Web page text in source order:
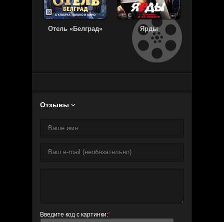
Отель «Белград» Ярды
Отзывы 
Введите код с картинки:*